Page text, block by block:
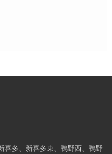
喜多、新喜多東、鴨野西、鴨野